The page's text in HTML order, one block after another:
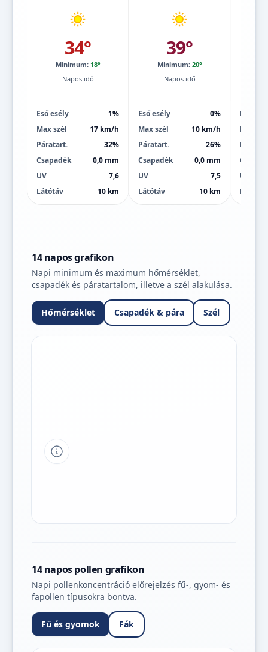
34°
Minimum: 18°
Napos idő
Eső esély
1%
Max szél
17 km/h
Páratart.
32%
Csapadék
0,0 mm
UV
7,6
Látótáv
10 km
39°
Minimum: 20°
Napos idő
Eső esély
0%
Max szél
10 km/h
Páratart.
26%
Csapadék
0,0 mm
UV
7,5
Látótáv
10 km
Eső
Max
UV
Látótáv
14 napos grafikon
Napi minimum és maximum hőmérséklet,
csapadék és páratartalom, illetve a szél alakulása.
Hőmérséklet Csapadék & pára Szél
Tipp a grafikon jelmagyarázatához
14 napos pollen grafikon
Napi pollenkoncentráció előrejelzés fű-, gyom- és
fapollen típusokra bontva.
Fű és gyomok Fák